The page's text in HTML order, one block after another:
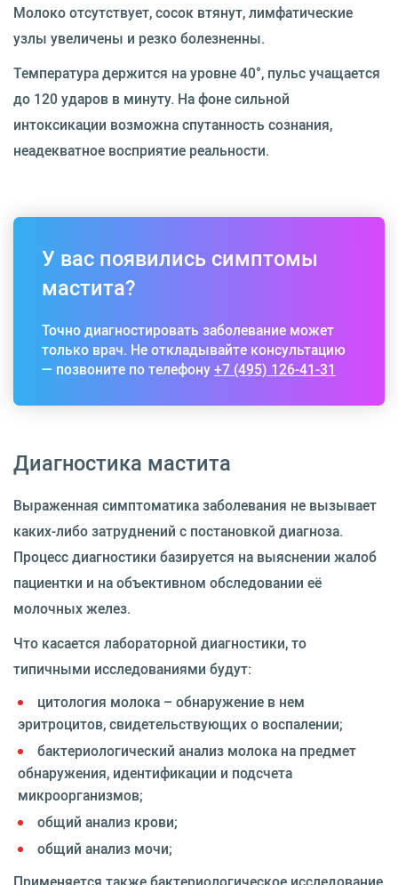
Молоко отсутствует, сосок втянут, лимфатические
узлы увеличены и резко болезненны.
Температура держится на уровне 40°, пульс учащается
до 120 ударов в минуту. На фоне сильной
интоксикации возможна спутанность сознания,
неадекватное восприятие реальности.
У вас появились симптомы
мастита?
Точно диагностировать заболевание может
только врач. Не откладывайте консультацию
— позвоните по телефону+7 (495) 126-41-31
Диагностика мастита
Выраженная симптоматика заболевания не вызывает
каких-либо затруднений с постановкой диагноза.
Процесс диагностики базируется на выяснении жалоб
пациентки и на объективном обследовании её
молочных желез.
Что касается лабораторной диагностики, то
типичными исследованиями будут:
цитология молока – обнаружение в нем
эритроцитов, свидетельствующих о воспалении;
бактериологический анализ молока на предмет
обнаружения, идентификации и подсчета
микроорганизмов;
общий анализ крови;
общий анализ мочи;